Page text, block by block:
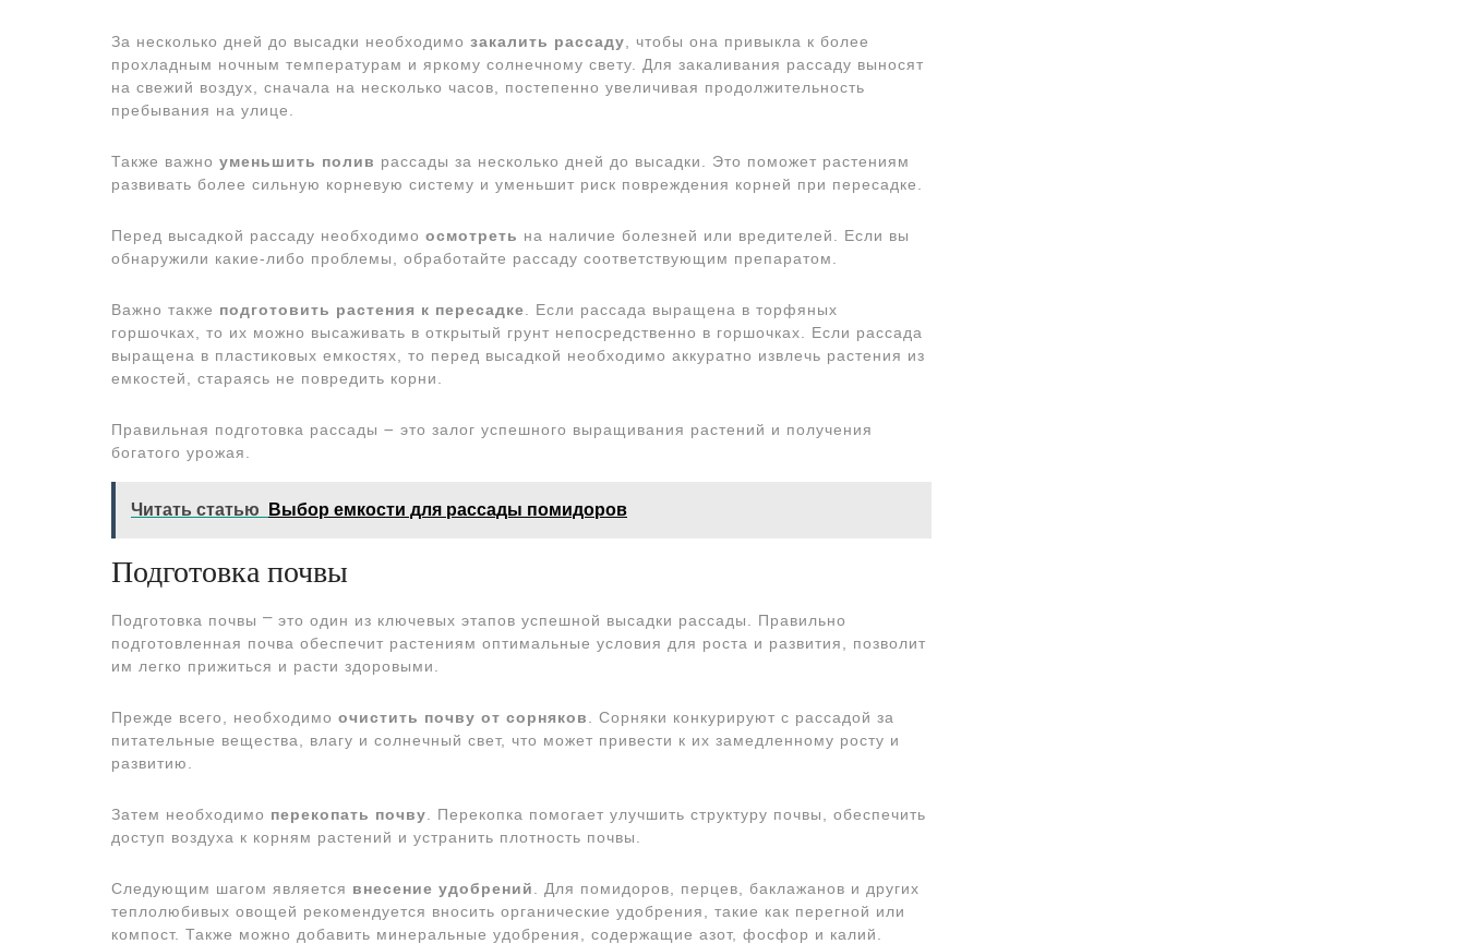
За несколько дней до высадки необходимо закалить рассаду , чтобы она привыкла к более
прохладным ночным температурам и яркому солнечному свету. Для закаливания рассаду выносят
на свежий воздух, сначала на несколько часов, постепенно увеличивая продолжительность
пребывания на улице.
Также важно уменьшить полив рассады за несколько дней до высадки. Это поможет растениям
развивать более сильную корневую систему и уменьшит риск повреждения корней при пересадке.
Перед высадкой рассаду необходимо осмотреть на наличие болезней или вредителей. Если вы
обнаружили какие-либо проблемы, обработайте рассаду соответствующим препаратом.
Важно также подготовить растения к пересадке . Если рассада выращена в торфяных
горшочках, то их можно высаживать в открытый грунт непосредственно в горшочках. Если рассада
выращена в пластиковых емкостях, то перед высадкой необходимо аккуратно извлечь растения из
емкостей, стараясь не повредить корни.
Правильная подготовка рассады ౼ это залог успешного выращивания растений и получения
богатого урожая.
Читать статью Выбор емкости для рассады помидоров
Подготовка почвы
Подготовка почвы ⎻ это один из ключевых этапов успешной высадки рассады. Правильно
подготовленная почва обеспечит растениям оптимальные условия для роста и развития, позволит
им легко прижиться и расти здоровыми.
Прежде всего, необходимо очистить почву от сорняков
. Сорняки конкурируют с рассадой за
питательные вещества, влагу и солнечный свет, что может привести к их замедленному росту и
развитию.
Затем необходимо перекопать почву . Перекопка помогает улучшить структуру почвы, обеспечить
доступ воздуха к корням растений и устранить плотность почвы.
Следующим шагом является внесение удобрений
. Для помидоров, перцев, баклажанов и других
теплолюбивых овощей рекомендуется вносить органические удобрения, такие как перегной или
компост. Также можно добавить минеральные удобрения, содержащие азот, фосфор и калий.